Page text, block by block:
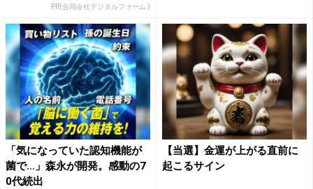
PR(合同会社デジタルファーム )
「気になっていた認知機能が
菌で…」森永が開発。感動の7
0代続出
【当選】金運が上がる直前に
起こるサイン